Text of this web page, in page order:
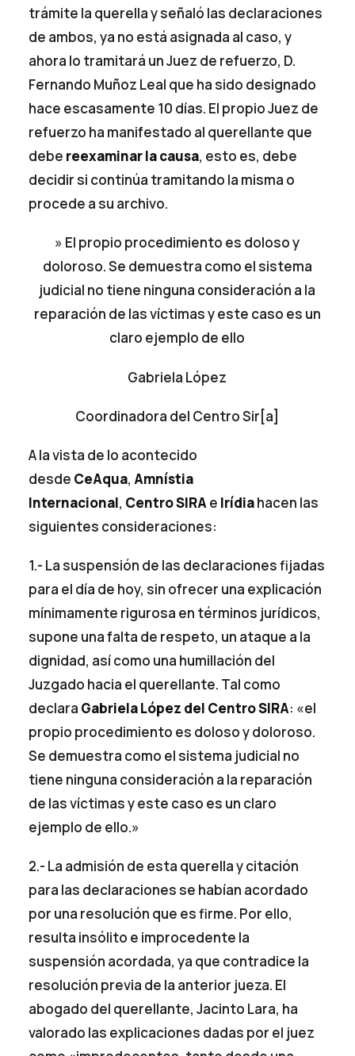
trámite la querella y señaló las declaraciones
de ambos, ya no está asignada al caso, y
ahora lo tramitará un Juez de refuerzo, D.
Fernando Muñoz Leal que ha sido designado
hace escasamente 10 días. El propio Juez de
refuerzo ha manifestado al querellante que
debe reexaminar la causa, esto es, debe
decidir si continúa tramitando la misma o
procede a su archivo.
» El propio procedimiento es doloso y
doloroso. Se demuestra como el sistema
judicial no tiene ninguna consideración a la
reparación de las víctimas y este caso es un
claro ejemplo de ello
Gabriela López
Coordinadora del Centro Sir[a]
A la vista de lo acontecido
desde CeAqua,Amnístia
Internacional, Centro SIRA e Irídiahacen las
siguientes consideraciones:
1.- La suspensión de las declaraciones fijadas
para el día de hoy, sin ofrecer una explicación
mínimamente rigurosa en términos jurídicos,
supone una falta de respeto, un ataque a la
dignidad, así como una humillación del
Juzgado hacia el querellante. Tal como
declara Gabriela López del Centro SIRA: «el
propio procedimiento es doloso y doloroso.
Se demuestra como el sistema judicial no
tiene ninguna consideración a la reparación
de las víctimas y este caso es un claro
ejemplo de ello.»
2.- La admisión de esta querella y citación
para las declaraciones se habían acordado
por una resolución que es firme. Por ello,
resulta insólito e improcedente la
suspensión acordada, ya que contradice la
resolución previa de la anterior jueza. El
abogado del querellante, Jacinto Lara, ha
valorado las explicaciones dadas por el juez